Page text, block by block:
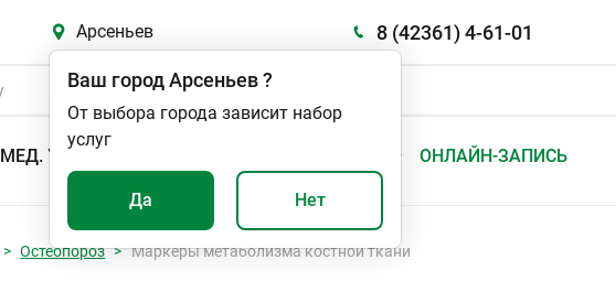
Арсеньев 8 (42361) 4-61-01
МЕД. УСЛУГИ ОНЛАЙН-ЗАПИСЬ
Ваш городАрсеньев?
От выбора города зависит набор
услуг
Да Нет
Остеопороз Маркеры метаболизма костной ткани